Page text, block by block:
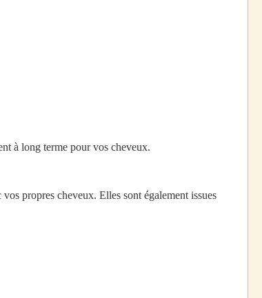
à long terme pour vos cheveux.
propres cheveux. Elles sont également issues